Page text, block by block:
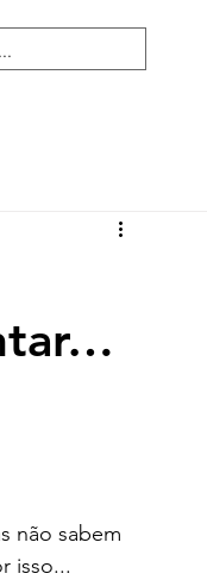
não sabem
isso...